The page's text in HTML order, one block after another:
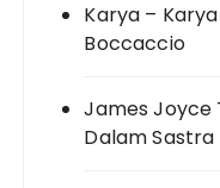
Karya –
Boccaccio
James Joyce
Dalam Sastra